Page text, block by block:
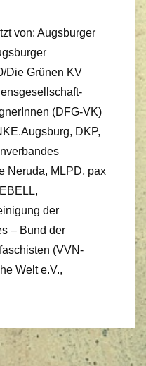
von: Augsburger
Die Grünen KV
(DFG-VK)
DKP,
Neruda, MLPD, pax
der
– Bund der
(VVN-
Welt e.V.,